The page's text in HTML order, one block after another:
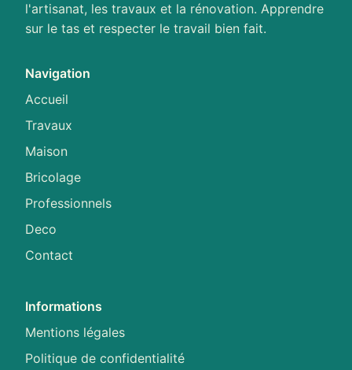
l'artisanat, les travaux et la rénovation. Apprendre
sur le tas et respecter le travail bien fait.
Navigation
Accueil
Travaux
Maison
Bricolage
Professionnels
Deco
Contact
Informations
Mentions légales
Politique de confidentialité